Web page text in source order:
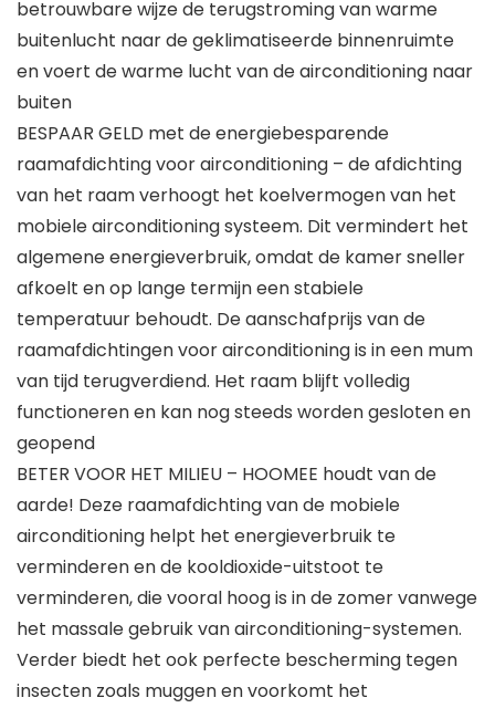
betrouwbare wijze de terugstroming van warme
buitenlucht naar de geklimatiseerde binnenruimte
en voert de warme lucht van de airconditioning naar
buiten
BESPAAR GELD met de energiebesparende
raamafdichting voor airconditioning – de afdichting
van het raam verhoogt het koelvermogen van het
mobiele airconditioning systeem. Dit vermindert het
algemene energieverbruik, omdat de kamer sneller
afkoelt en op lange termijn een stabiele
temperatuur behoudt. De aanschafprijs van de
raamafdichtingen voor airconditioning is in een mum
van tijd terugverdiend. Het raam blijft volledig
functioneren en kan nog steeds worden gesloten en
geopend
BETER VOOR HET MILIEU – HOOMEE houdt van de
aarde! Deze raamafdichting van de mobiele
airconditioning helpt het energieverbruik te
verminderen en de kooldioxide-uitstoot te
verminderen, die vooral hoog is in de zomer vanwege
het massale gebruik van airconditioning-systemen.
Verder biedt het ook perfecte bescherming tegen
insecten zoals muggen en voorkomt het